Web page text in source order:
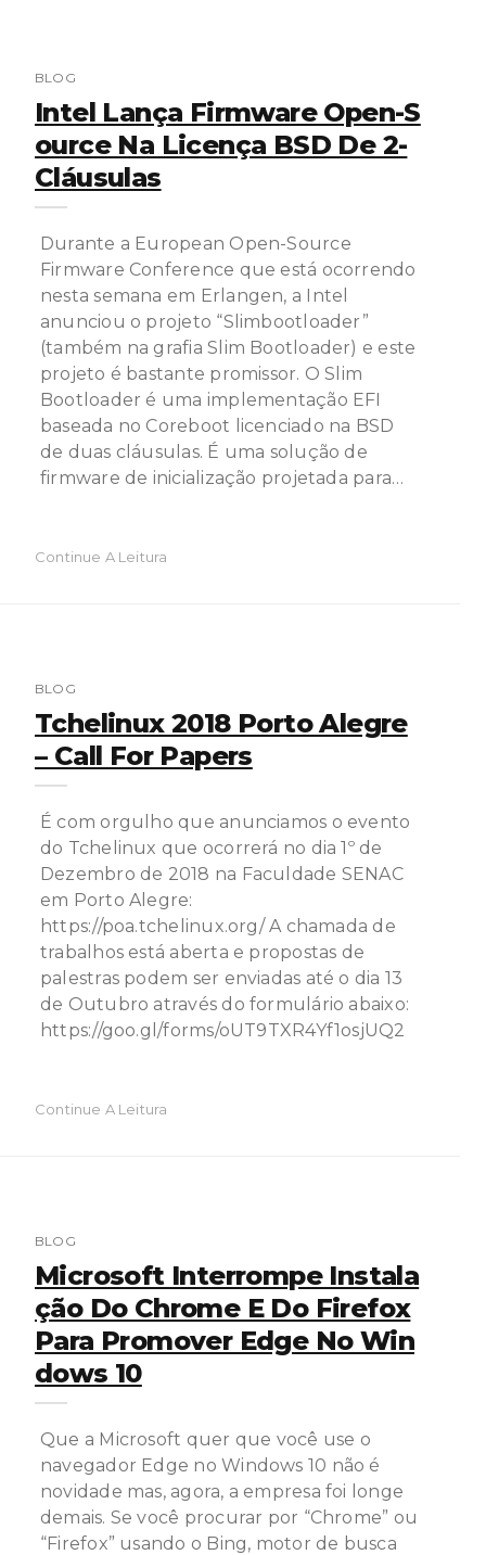
BLOG
Intel Lança Firmware Open-S
Ource Na Licença BSD De 2-
Cláusulas
Durante a European Open-Source
Firmware Conference que está ocorrendo
nesta semana em Erlangen, a Intel
anunciou o projeto “Slimbootloader”
(também na grafia Slim Bootloader) e este
projeto é bastante promissor. O Slim
Bootloader é uma implementação EFI
baseada no Coreboot licenciado na BSD
de duas cláusulas. É uma solução de
firmware de inicialização projetada para…
Continue A Leitura
BLOG
Tchelinux 2018 Porto Alegre
– Call For Papers
É com orgulho que anunciamos o evento
do Tchelinux que ocorrerá no dia 1º de
Dezembro de 2018 na Faculdade SENAC
em Porto Alegre:
https://poa.tchelinux.org/ A chamada de
trabalhos está aberta e propostas de
palestras podem ser enviadas até o dia 13
de Outubro através do formulário abaixo:
https://goo.gl/forms/oUT9TXR4Yf1osjUQ2
Continue A Leitura
BLOG
Microsoft Interrompe Instala
Ção Do Chrome E Do Firefox
Para Promover Edge No Win
Dows 10
Que a Microsoft quer que você use o
navegador Edge no Windows 10 não é
novidade mas, agora, a empresa foi longe
demais. Se você procurar por “Chrome” ou
“Firefox” usando o Bing, motor de busca